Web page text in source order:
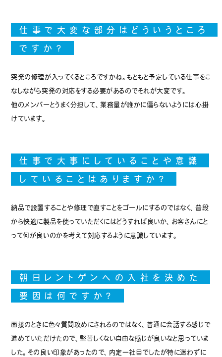
仕事で大変な部分はどういうところ
ですか？
突発の修理が入ってくるところですかね。もともと予定している仕事をこ
なしながら突発の対応をする必要があるのでそれが大変です。
他のメンバーとうまく分担して、業務量が誰かに偏らないようには心掛
けています。
仕事で大事にしていることや意識
していることはありますか？
納品で設置することや修理で直すことをゴールにするのではなく、普段
から快適に製品を使っていただくにはどうすれば良いか、お客さんにと
って何が良いのかを考えて対応するように意識しています。
朝日レントゲンへの入社を決めた
要因は何ですか？
面接のときに色々質問攻めにされるのではなく、普通に会話する感じで
進めていただけたので、堅苦しくない自由な感じが良いなと思っていま
した。その良い印象があったので、内定一社目でしたが特に迷わずに